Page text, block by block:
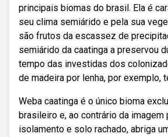
principais biomas do brasil. Ela é
seu clima semiárido e pela sua
são frutos da escassez de
semiárido da caatinga a preservou
tempo das investidas dos
de madeira por lenha, por exemplo,
Weba caatinga é o único bioma
brasileiro e, ao contrário da imagem
isolamento e solo rachado, abriga